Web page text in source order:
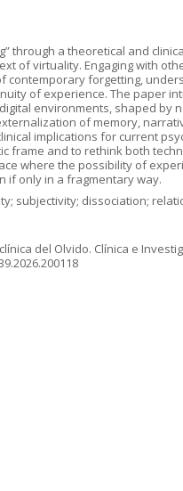
through a theoretical and
of virtuality. Engaging with
forgetting,
of experience. The paper
environments, shaped by
of memory,
implications for current
frame and to rethink both
where the possibility of
if only in a fragmentary way.
subjectivity; dissociation;
del Olvido. Clínica e